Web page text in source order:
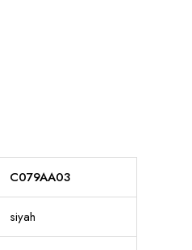
C079AA03
siyah